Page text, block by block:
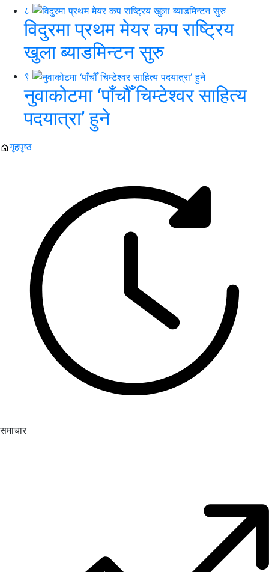
८
विदुरमा प्रथम मेयर कप राष्ट्रिय
खुला ब्याडमिन्टन सुरु
९
नुवाकोटमा ‘पाँचौँ चिम्टेश्वर साहित्य
पदयात्रा’ हुने
गृहपृष्ठ
समाचार